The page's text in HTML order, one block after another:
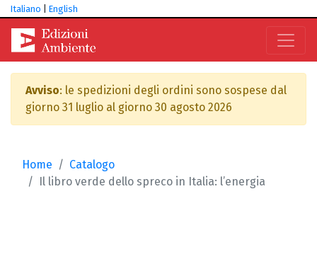
Italiano English
Avviso: le spedizioni degli ordini sono sospese dal
giorno 31 luglio al giorno 30 agosto 2026
Home
Catalogo
Il libro verde dello spreco in Italia: l’energia